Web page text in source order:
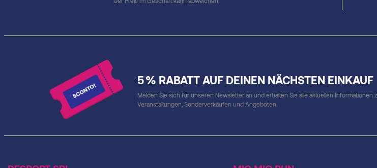
5 % RABATT AUF DEINEN NÄCHSTEN EINKAUF
Melden Sie sich für unseren Newsletter an und erhalten Sie alle aktuellen Informationen
Veranstaltungen, Sonderverkäufen und Angeboten.